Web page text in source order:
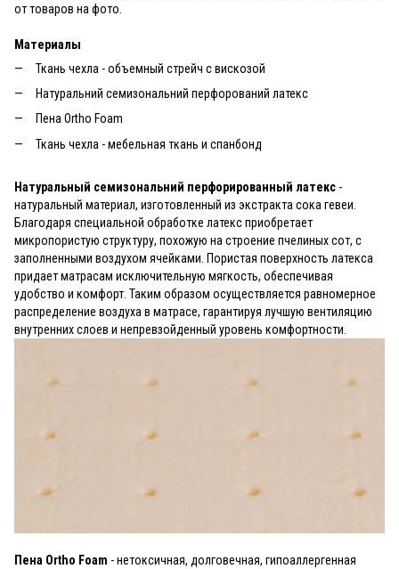
от товаров на фото.
Материалы
Ткань чехла - объемный стрейч с вискозой
Натуральний семизональний перфорований латекс
Пена Ortho Foam
Ткань чехла - мебельная ткань и спанбонд
Натуральный семизональний перфорированный латекс -
натуральный материал, изготовленный из экстракта сока гевеи.
Благодаря специальной обработке латекс приобретает
микропористую структуру, похожую на строение пчелиных сот, с
заполненными воздухом ячейками. Пористая поверхность латекса
придает матрасам исключительную мягкость, обеспечивая
удобство и комфорт. Таким образом осуществляется равномерное
распределение воздуха в матрасе, гарантируя лучшую вентиляцию
внутренних слоев и непревзойденный уровень комфортности.
Пена Ortho Foam - нетоксичная, долговечная, гипоаллергенная